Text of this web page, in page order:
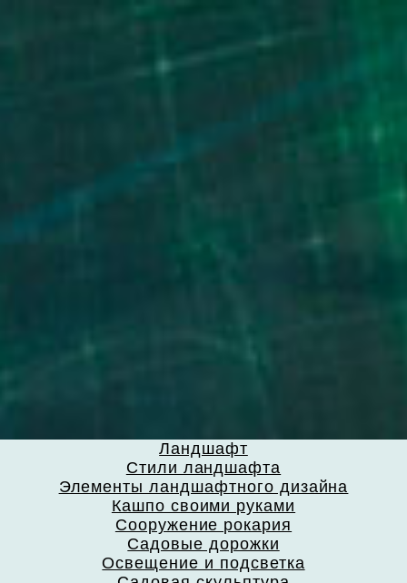
Ландшафт
Стили ландшафта
Элементы ландшафтного дизайна
Кашпо своими руками
Сооружение рокария
Садовые дорожки
Освещение и подсветка